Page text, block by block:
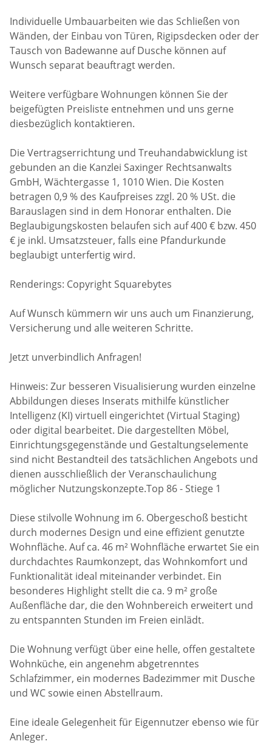
Individuelle Umbauarbeiten wie das Schließen von
Wänden, der Einbau von Türen, Rigipsdecken oder der
Tausch von Badewanne auf Dusche können auf
Wunsch separat beauftragt werden.
Weitere verfügbare Wohnungen können Sie der
beigefügten Preisliste entnehmen und uns gerne
diesbezüglich kontaktieren.
Die Vertragserrichtung und Treuhandabwicklung ist
gebunden an die Kanzlei Saxinger Rechtsanwalts
GmbH, Wächtergasse 1, 1010 Wien. Die Kosten
betragen 0,9 % des Kaufpreises zzgl. 20 % USt. die
Barauslagen sind in dem Honorar enthalten. Die
Beglaubigungskosten belaufen sich auf 400 € bzw. 450
€ je inkl. Umsatzsteuer, falls eine Pfandurkunde
beglaubigt unterfertig wird.
Renderings: Copyright Squarebytes
Auf Wunsch kümmern wir uns auch um Finanzierung,
Versicherung und alle weiteren Schritte.
Jetzt unverbindlich Anfragen!
Hinweis: Zur besseren Visualisierung wurden einzelne
Abbildungen dieses Inserats mithilfe künstlicher
Intelligenz (KI) virtuell eingerichtet (Virtual Staging)
oder digital bearbeitet. Die dargestellten Möbel,
Einrichtungsgegenstände und Gestaltungselemente
sind nicht Bestandteil des tatsächlichen Angebots und
dienen ausschließlich der Veranschaulichung
möglicher Nutzungskonzepte.Top 86 - Stiege 1
Diese stilvolle Wohnung im 6. Obergeschoß besticht
durch modernes Design und eine effizient genutzte
Wohnfläche. Auf ca. 46 m² Wohnfläche erwartet Sie ein
durchdachtes Raumkonzept, das Wohnkomfort und
Funktionalität ideal miteinander verbindet. Ein
besonderes Highlight stellt die ca. 9 m² große
Außenfläche dar, die den Wohnbereich erweitert und
zu entspannten Stunden im Freien einlädt.
Die Wohnung verfügt über eine helle, offen gestaltete
Wohnküche, ein angenehm abgetrenntes
Schlafzimmer, ein modernes Badezimmer mit Dusche
und WC sowie einen Abstellraum.
Eine ideale Gelegenheit für Eigennutzer ebenso wie für
Anleger.